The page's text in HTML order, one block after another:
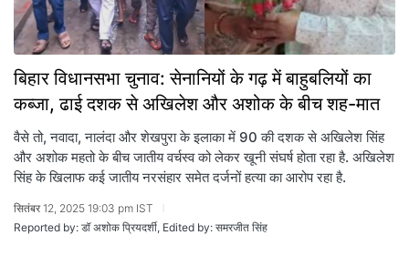
बिहार विधानसभा चुनाव: सेनानियों के गढ़ में बाहुबलियों का
कब्जा, ढाई दशक से अखिलेश और अशोक के बीच शह-मात
वैसे तो, नवादा, नालंदा और शेखपुरा के इलाका में 90 की दशक से अखिलेश सिंह
और अशोक महतो के बीच जातीय वर्चस्व को लेकर खूनी संघर्ष होता रहा है. अखिलेश
सिंह के खिलाफ कई जातीय नरसंहार समेत दर्जनों हत्या का आरोप रहा है.
सितंबर 12, 2025 19:03 pm IST
Reported by: डॉ अशोक प्रियदर्शी, Edited by: समरजीत सिंह